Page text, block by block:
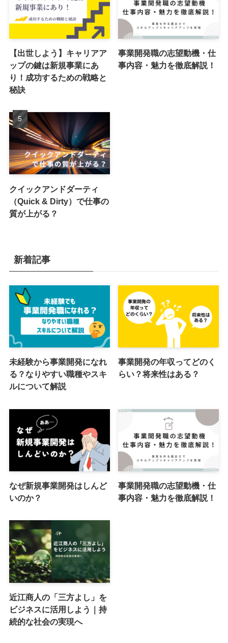
【出世しよう】キャリアア
ップの鍵は新規事業にあ
り！成功するための戦略と
秘訣
事業開発職の志望動機・仕
事内容・魅力を徹底解説！
クイックアンドダーティ
（Quick & Dirty）で仕事の
質が上がる？
新着記事
未経験から事業開発になれ
る？なりやすい職種やスキ
ルについて解説
事業開発の年収ってどのく
らい？将来性はある？
なぜ新規事業開発はしんど
いのか？
事業開発職の志望動機・仕
事内容・魅力を徹底解説！
近江商人の「三方よし」を
ビジネスに活用しよう｜持
続的な社会の実現へ